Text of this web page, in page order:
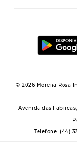
© 2026 Morena Rosa
Avenida das
Telefone: (44)